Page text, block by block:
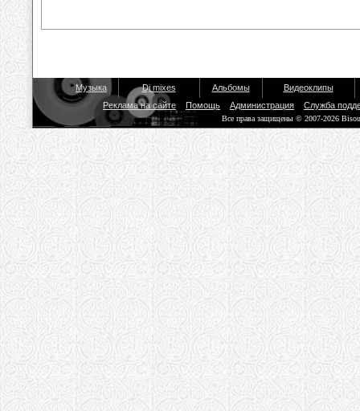
Музыка Dj mixes Альбомы
Видеоклипы
Реклама на сайте
Помощь Администрация Служба
Все права защищены © 2007-2026